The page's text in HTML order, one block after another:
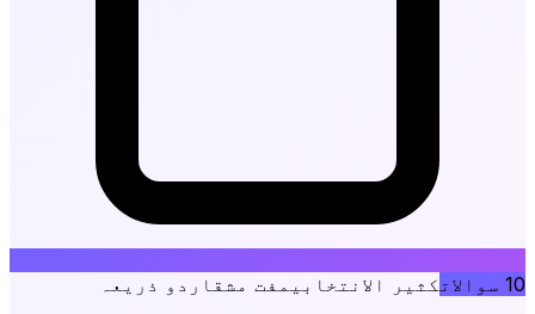
10 سوالات کثیر الانتخابی مفت مشق اردو ذریعہ